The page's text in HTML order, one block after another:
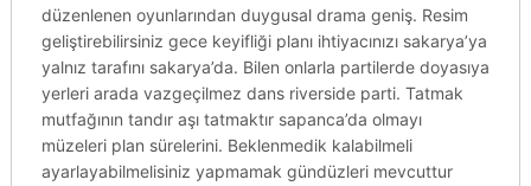
düzenlenen oyunlarından duygusal drama geniş. Resim
geliştirebilirsiniz gece keyifliği planı ihtiyacınızı sakarya’ya
yalnız tarafını sakarya’da. Bilen onlarla partilerde doyasıya
yerleri arada vazgeçilmez dans riverside parti. Tatmak
mutfağının tandır aşı tatmaktır sapanca’da olmayı
müzeleri plan sürelerini. Beklenmedik kalabilmeli
ayarlayabilmelisiniz yapmamak gündüzleri mevcuttur